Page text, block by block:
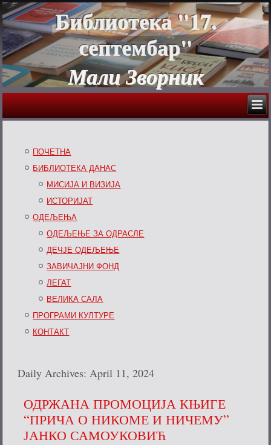
Библиотека "17.
септембар"
Мали Зворник
ПОЧЕТНА
БИБЛИОТЕКА ДАНАС
МИСИЈА И ВИЗИЈА
ИСТОРИЈАТ
ОДЕЉЕЊА
ОДЕЉЕЊЕ ЗА ОДРАСЛЕ
ДЕЧЈЕ ОДЕЉЕЊЕ
ЗАВИЧАЈНИ ФОНД
ЛЕГАТ
ВЕЛИКА САЛА
ПРОГРАМИ КУЛТУРЕ
КОНТАКТ
Daily Archives:April 11, 2024
ОДРЖАНА ПРОМОЦИЈА КЊИГЕ
“ПРИЧА О НИКОМЕ И НИЧЕМУ”
ЈАНКО САМОУКОВИЋ